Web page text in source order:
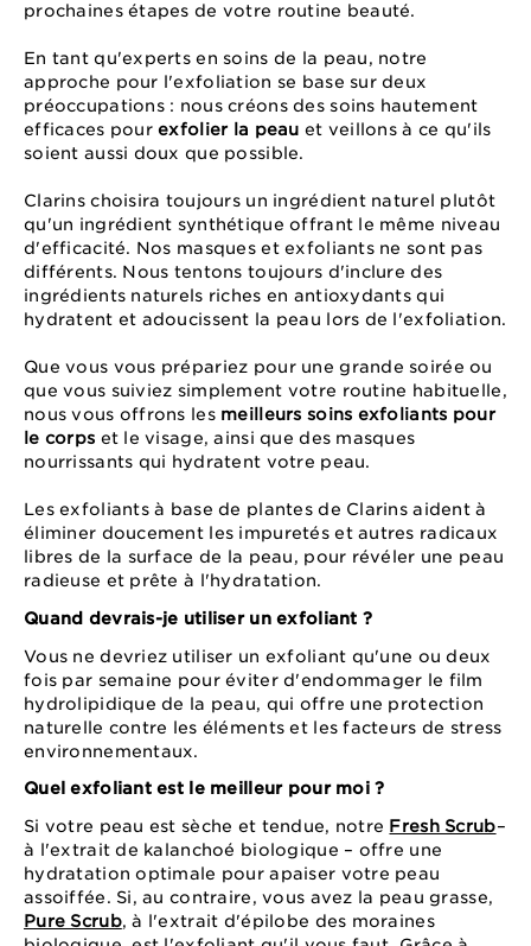
prochaines étapes de votre routine beauté.
En tant qu'experts en soins de la peau, notre
approche pour l'exfoliation se base sur deux
préoccupations : nous créons des soins hautement
efficaces pourexfolier la peau et veillons à ce qu'ils
soient aussi doux que possible.
Clarins choisira toujours un ingrédient naturel plutôt
qu'un ingrédient synthétique offrant le même niveau
d'efficacité. Nos masques et exfoliants ne sont pas
différents. Nous tentons toujours d'inclure des
ingrédients naturels riches en antioxydants qui
hydratent et adoucissent la peau lors de l'exfoliation.
Que vous vous prépariez pour une grande soirée ou
que vous suiviez simplement votre routine habituelle,
nous vous offrons les meilleurs soins exfoliants pour
le corps et le visage, ainsi que des masques
nourrissants qui hydratent votre peau.
Les exfoliants à base de plantes de Clarins aident à
éliminer doucement les impuretés et autres radicaux
libres de la surface de la peau, pour révéler une peau
radieuse et prête à l'hydratation.
Quand devrais-je utiliser un exfoliant ?
Vous ne devriez utiliser un exfoliant qu'une ou deux
fois par semaine pour éviter d'endommager le film
hydrolipidique de la peau, qui offre une protection
naturelle contre les éléments et les facteurs de stress
environnementaux.
Quel exfoliant est le meilleur pour moi ?
Si votre peau est sèche et tendue, notre Fresh Scrub–
à l'extrait de kalanchoé biologique – offre une
hydratation optimale pour apaiser votre peau
assoiffée. Si, au contraire, vous avez la peau grasse,
Pure Scrub, à l'extrait d'épilobe des moraines